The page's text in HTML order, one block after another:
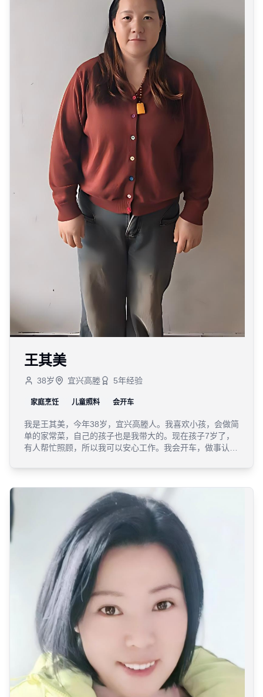
互动，锻炼宝宝的精细动作、自理能力和游戏能力。同时，
我擅长厨艺，面食、煲汤、烹饪等样样拿手，熟练掌握各类
家常菜制作，具备良好的厨艺，能独立完成菜品制作，经历
过系统培训，注重口味与营养搭配。
王其美
38岁 宜兴高塍 5年经验
家庭烹饪 儿童照料 会开车
我是王其美，今年38岁，宜兴高塍人。我喜欢小孩，会做简
单的家常菜，自己的孩子也是我带大的。现在孩子7岁了，
有人帮忙照顾，所以我可以安心工作。我会开车，做事认真